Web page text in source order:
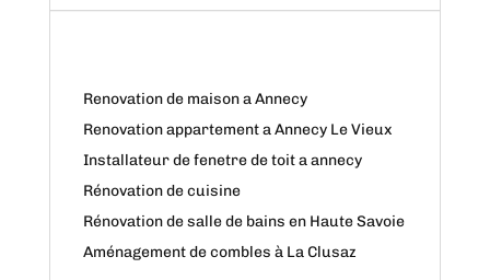
Renovation de maison a Annecy
Renovation appartement a Annecy Le Vieux
Installateur de fenetre de toit a annecy
Rénovation de cuisine
Rénovation de salle de bains en Haute Savoie
Aménagement de combles à La Clusaz